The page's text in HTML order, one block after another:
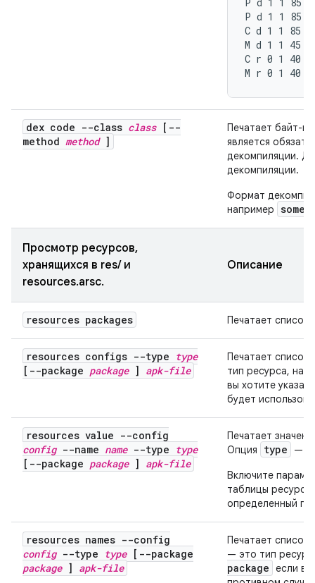
P d 1 1 85
C d 1 1 85
M d 1 1 45
C r 0 1 40
M r 0 1 40
dex code --class class[--
method method]
Печатает байт-
является
декомпиляции.
декомпиляции.
Формат
например
Просмотр ресурсов,
хранящихся в res/ и
resources.arsc.
Описание
resources packages Печатает список
resources configs --type type
[--package package] apk-file
Печатает список
тип ресурса,
вы хотите
будет
resources value --config
config--name name--type type
[--package package] apk-file
Печатает
Опция
type
—
Включите
таблицы
определенный
resources names --config
config--type type[--package
package] apk-file
Печатает список
— это тип
package если вы